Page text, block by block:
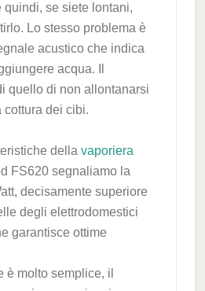
quindi, se siete lontani,
Lo stesso problema è
acustico che indica
acqua. Il
quello di non allontanarsi
cottura dei cibi.
della vaporiera
FS620 segnaliamo la
decisamente superiore
degli elettrodomestici
garantisce ottime
è molto semplice, il